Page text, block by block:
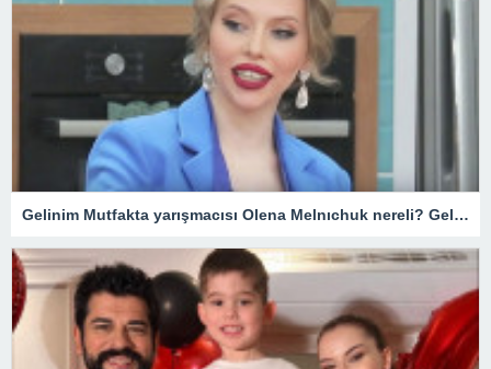
Gelinim Mutfakta yarışmacısı Olena Melnıchuk nereli? Gelinim Mutfakta Olena kimdir, kaç yaşında?